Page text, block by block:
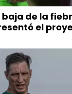
baja de la
el